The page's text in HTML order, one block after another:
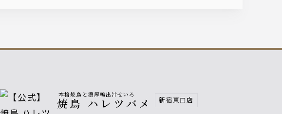
本格焼鳥と濃厚鴨出汁せいろ
焼鳥 ハレツバメ 新宿東口店